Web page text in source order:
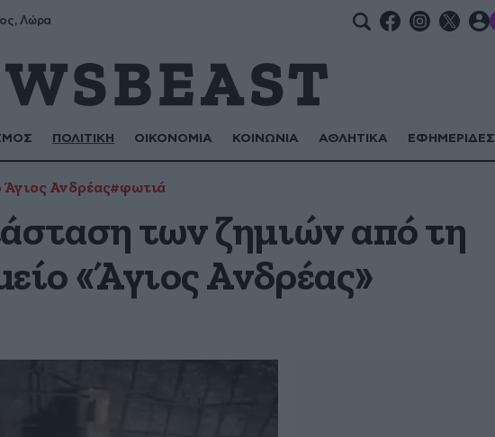
Λώρα
ΠΟΛΙΤΙΚΗ ΟΙΚΟΝΟΜΙΑ ΚΟΙΝΩΝΙΑ ΑΘΛΗΤΙΚΑ ΕΦΗΜΕΡΙΔΕΣ
Ανδρέας#φωτιά
των ζημιών από τη
«Άγιος Ανδρέας»